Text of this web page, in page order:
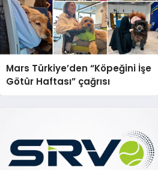
Mars Türkiye’den “Köpeğini İşe
Götür Haftası” çağrısı